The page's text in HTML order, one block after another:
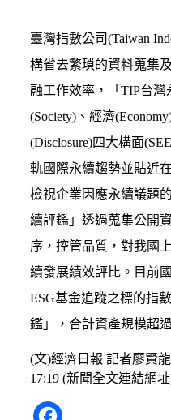
臺灣指數公司(Taiwan
構省去繁瑣的資料蒐集
融工作效率，「TIP台
(Society)、經濟
(Disclosure)四大構面
軌國際永續趨勢並貼近
檢視企業因應永續議題
續評鑑」透過蒐集公開
序，控管品質，對我國
續發展績效評比。目前
ESG基金追蹤之標的指
鑑」，合計資產規模超
(文)經濟日報 記者廖賢
17:19 (新聞全文連結網址
Facebook